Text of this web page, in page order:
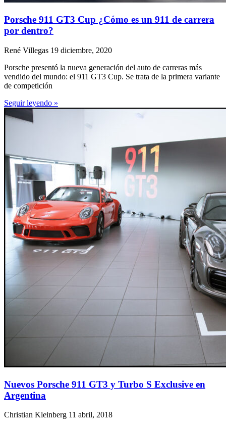
Porsche 911 GT3 Cup ¿Cómo es un 911 de carrera
por dentro?
René Villegas 19 diciembre, 2020
Porsche presentó la nueva generación del auto de carreras más
vendido del mundo: el 911 GT3 Cup. Se trata de la primera variante
de competición
Seguir leyendo »
Nuevos Porsche 911 GT3 y Turbo S Exclusive en
Argentina
Christian Kleinberg 11 abril, 2018